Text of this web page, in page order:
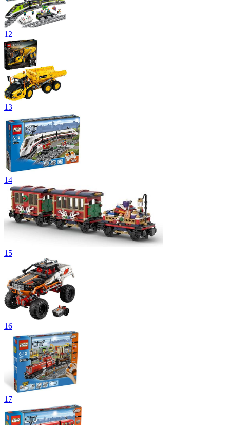
12
13
14
15
16
17